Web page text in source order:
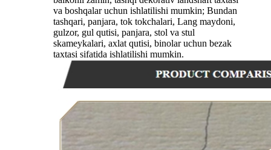
va boshqalar uchun ishlatilishi mumkin; Bundan
tashqari, panjara, tok tokchalari, Lang maydoni,
gulzor, gul qutisi, panjara, stol va stul
skameykalari, axlat qutisi, binolar uchun bezak
taxtasi sifatida ishlatilishi mumkin.